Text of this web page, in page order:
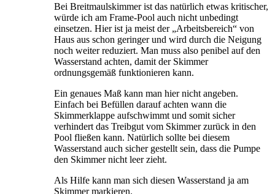
Bei Breitmaulskimmer ist das natürlich etwas kritischer,
würde ich am Frame-Pool auch nicht unbedingt
einsetzen. Hier ist ja meist der „Arbeitsbereich“ von
Haus aus schon geringer und wird durch die Neigung
noch weiter reduziert. Man muss also penibel auf den
Wasserstand achten, damit der Skimmer
ordnungsgemäß funktionieren kann.
Ein genaues Maß kann man hier nicht angeben.
Einfach bei Befüllen darauf achten wann die
Skimmerklappe aufschwimmt und somit sicher
verhindert das Treibgut vom Skimmer zurück in den
Pool fließen kann. Natürlich sollte bei diesem
Wasserstand auch sicher gestellt sein, dass die Pumpe
den Skimmer nicht leer zieht.
Als Hilfe kann man sich diesen Wasserstand ja am
Skimmer markieren.